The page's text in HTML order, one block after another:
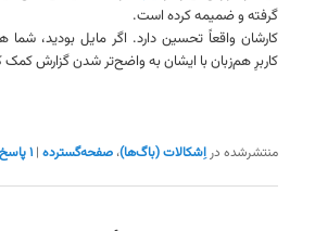
گرفته و ضمیمه کرده است.
کارشان واقعاً تحسین دارد. اگر مایل بودید، شما
کاربرِ هم‌زبان با ایشان به واضح‌تر شدن گزارش کمک
منتشرشده در اِشکالات (باگ‌ها)،صفحه‌گسترده |۱پاسخ